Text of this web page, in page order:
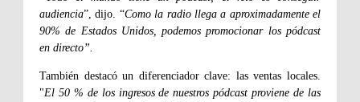
audiencia”, dijo. “Como la radio llega a aproximadamente el
90% de Estados Unidos, podemos promocionar los pódcast
en directo”.
También destacó un diferenciador clave: las ventas locales.
"El 50 % de los ingresos de nuestros pódcast proviene de las